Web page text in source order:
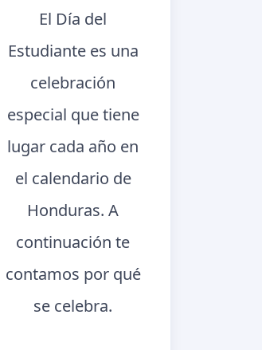
El Día del
Estudiante es una
celebración
especial que tiene
lugar cada año en
el calendario de
Honduras. A
continuación te
contamos por qué
se celebra.